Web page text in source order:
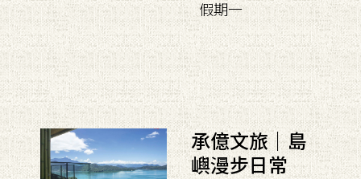
假期一
承億文旅｜島
嶼漫步日常